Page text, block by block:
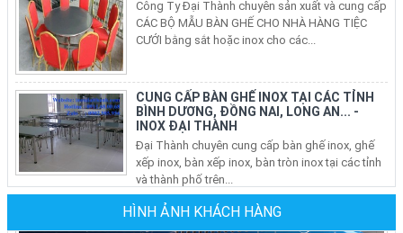
INOX ĐẠI THÀNH
Đại Thành chuyên cung cấp bàn ghế inox, ghế
xếp inox, bàn xếp inox, bàn tròn inox tại các tỉnh
và thành phố trên...
BÁN BÀN GHẾ INOX, BÀN TRÒN INOX, BÀN
XẾP INOX, GHẾ XẾP VĂN PHÒNG TẠI CÁC
QUẬN Ở TP HCM
Nhu Cầu sử dụng bàn ghế inox, bộ bàn tròn inox
HÌNH ẢNH KHÁCH HÀNG